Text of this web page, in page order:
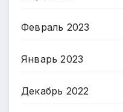
Февраль 2023
Январь 2023
Декабрь 2022